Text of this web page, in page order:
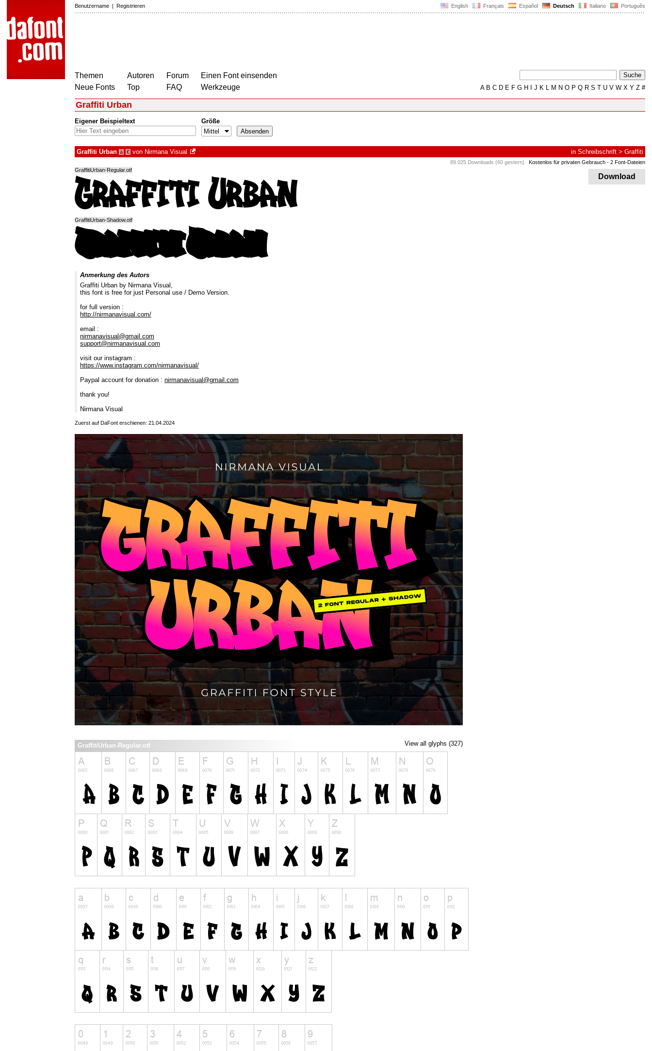
English Français Español Deutsch Italiano Português
Benutzername | Registrieren
Themen
Neue Fonts
Autoren
Top
Forum
FAQ
Einen Font einsenden
Werkzeuge
AB C D E F G H J K L M N O P Q R S T U V W X Y Z #
Graffiti Urban
Eigener Beispieltext Größe
Graffiti Urban à € von Nirmana Visual in Schreibschrift > Graffiti
89.025 Downloads (60 gestern) Kostenlos für privaten Gebrauch - 2 Font-Dateien
Download
GraffitiUrban-Regular.otf
GraffitiUrban-Shadow.otf
Anmerkung des Autors
Graffiti Urban by Nirmana Visual,
this font is free for just Personal use / Demo Version.
for full version :
http://nirmanavisual.com/
email :
nirmanavisual@gmail.com
support@nirmanavisual.com
visit our instagram :
https://www.instagram.com/nirmanavisual/
Paypal account for donation : nirmanavisual@gmail.com
thank you!
Nirmana Visual
Zuerst auf DaFont erschienen: 21.04.2024
View all glyphs (327)
GraffitiUrban-Regular.otf